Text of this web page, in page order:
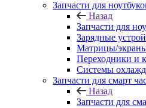
Запчасти для
Зарядные
Матрицы/
Переходники и
Системы
Запчасти для смарт
Назад
Запчасти для
Asus
Samsung